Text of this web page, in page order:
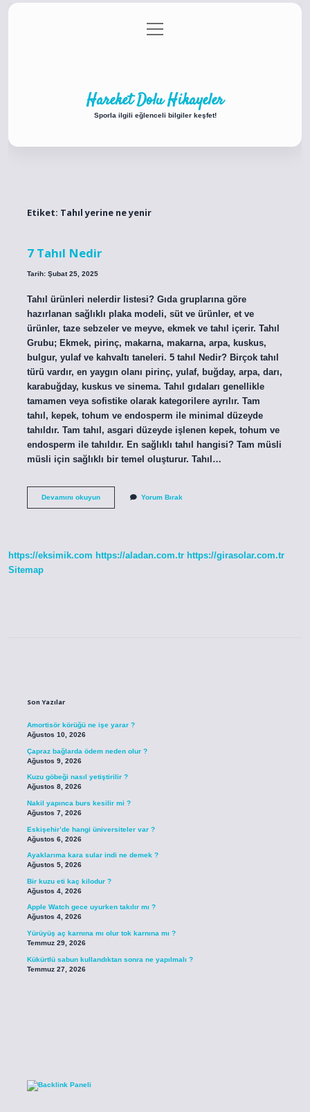
Gizlilik Politikası
menüyü
aç
Hareket Dolu Hikayeler
Sporla ilgili eğlenceli bilgiler keşfet!
Etiket: Tahıl yerine ne yenir
7 Tahıl Nedir
Tarih: Şubat 25, 2025
Tahıl ürünleri nelerdir listesi? Gıda gruplarına göre
hazırlanan sağlıklı plaka modeli, süt ve ürünler, et ve
ürünler, taze sebzeler ve meyve, ekmek ve tahıl içerir. Tahıl
Grubu; Ekmek, pirinç, makarna, makarna, arpa, kuskus,
bulgur, yulaf ve kahvaltı taneleri. 5 tahıl Nedir? Birçok tahıl
türü vardır, en yaygın olanı pirinç, yulaf, buğday, arpa, darı,
karabuğday, kuskus ve sinema. Tahıl gıdaları genellikle
tamamen veya sofistike olarak kategorilere ayrılır. Tam
tahıl, kepek, tohum ve endosperm ile minimal düzeyde
tahıldır. Tam tahıl, asgari düzeyde işlenen kepek, tohum ve
endosperm ile tahıldır. En sağlıklı tahıl hangisi? Tam müsli
müsli için sağlıklı bir temel oluşturur. Tahıl…
Devamını okuyun7
Yorum Bırak
https://eksimik.com https://aladan.com.tr https://girasolar.com.tr
Sitemap
Son Yazılar
Amortisör körüğü ne işe yarar ?
Ağustos 10, 2026
Çapraz bağlarda ödem neden olur ?
Ağustos 9, 2026
Kuzu göbeği nasıl yetiştirilir ?
Ağustos 8, 2026
Nakil yapınca burs kesilir mi ?
Ağustos 7, 2026
Eskişehir’de hangi üniversiteler var ?
Ağustos 6, 2026
Ayaklarıma kara sular indi ne demek ?
Ağustos 5, 2026
Bir kuzu eti kaç kilodur ?
Ağustos 4, 2026
Apple Watch gece uyurken takılır mı ?
Ağustos 4, 2026
Yürüyüş aç karnına mı olur tok karnına mı ?
Temmuz 29, 2026
Kükürtlü sabun kullandıktan sonra ne yapılmalı ?
Temmuz 27, 2026